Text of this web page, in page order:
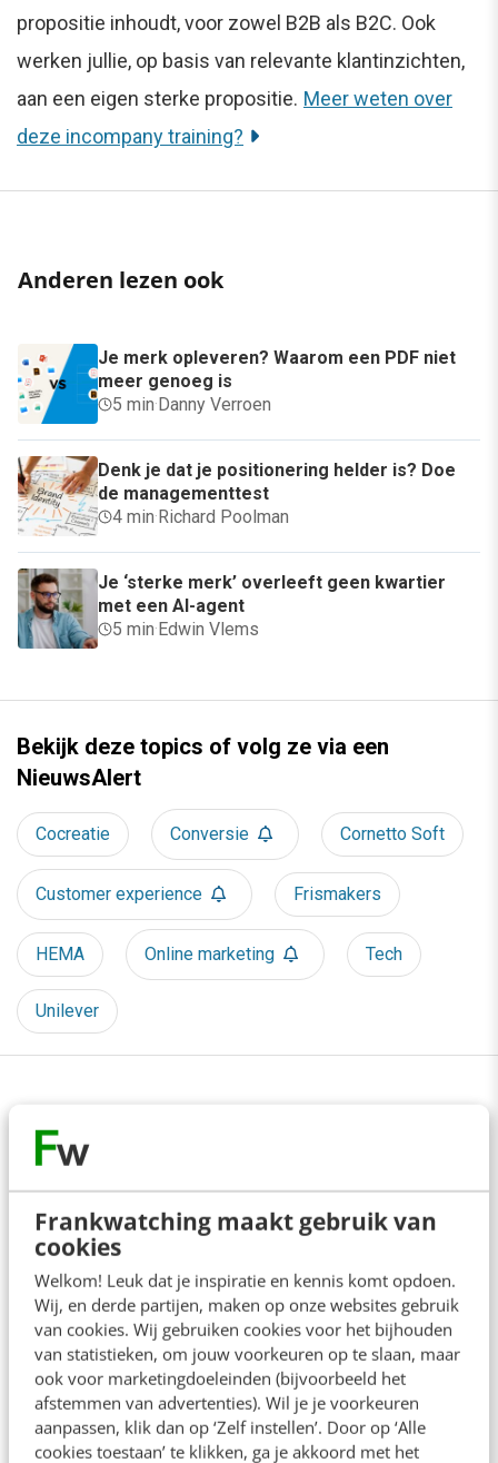
Frankwatching maakt gebruik van
cookies
Welkom! Leuk dat je inspiratie en kennis komt opdoen.
Wij, en derde partijen, maken op onze websites gebruik
van cookies. Wij gebruiken cookies voor het bijhouden
van statistieken, om jouw voorkeuren op te slaan, maar
ook voor marketingdoeleinden (bijvoorbeeld het
afstemmen van advertenties). Wil je je voorkeuren
aanpassen, klik dan op ‘Zelf instellen’. Door op ‘Alle
cookies toestaan’ te klikken, ga je akkoord met het
propositie inhoudt, voor zowel B2B als B2C. Ook
werken jullie, op basis van relevante klantinzichten,
aan een eigen sterke propositie. Meer weten over
deze incompany training?
Anderen lezen ook
Je merk opleveren? Waarom een PDF niet
meer genoeg is
5 min·Danny Verroen
Denk je dat je positionering helder is? Doe
de managementtest
4 min·Richard Poolman
Je ‘sterke merk’ overleeft geen kwartier
met een AI-agent
5 min·Edwin Vlems
Bekijk deze topics of volg ze via een
NieuwsAlert
Cocreatie Conversie Cornetto Soft
Customer experience Frismakers
HEMA Online marketing Tech
Unilever
Over de auteur
Joyce van Dijk
Joyce van Dijk is Research Manager
bij onderzoeksbureau Direction
First in Sydney, Australie. Ze heeft
een achtergrond in marketing en